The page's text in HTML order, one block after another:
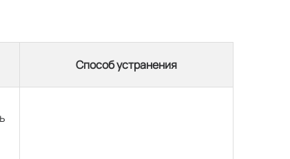
Способ устранения